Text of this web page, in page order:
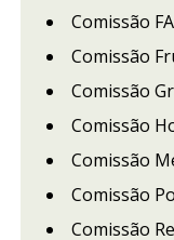
Comissão
Comissão
Comissão
Comissão
Comissão
Comissão
Comissão